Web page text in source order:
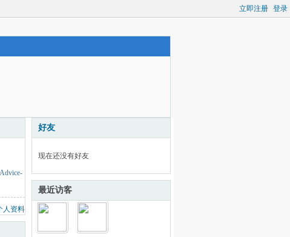
立即注册 登录
人资料
好友
现在还没有好友
最近访客